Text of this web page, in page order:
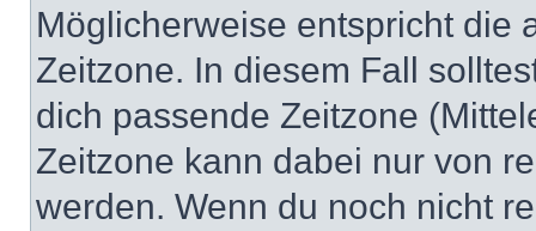
Möglicherweise entspricht die
Zeitzone. In diesem Fall
dich passende Zeitzone
Zeitzone kann dabei nur von
werden. Wenn du noch nicht